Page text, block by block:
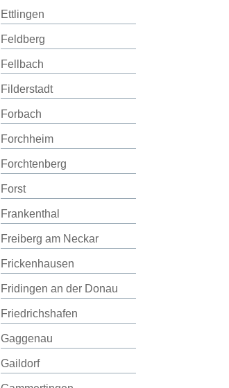
Ettlingen
Feldberg
Fellbach
Filderstadt
Forbach
Forchheim
Forchtenberg
Forst
Frankenthal
Freiberg am Neckar
Frickenhausen
Fridingen an der Donau
Friedrichshafen
Gaggenau
Gaildorf